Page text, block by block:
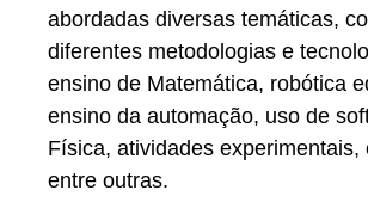
abordadas diversas temáticas,
diferentes metodologias e
ensino de Matemática, robótica
ensino da automação, uso de
Física, atividades experimentais,
entre outras.